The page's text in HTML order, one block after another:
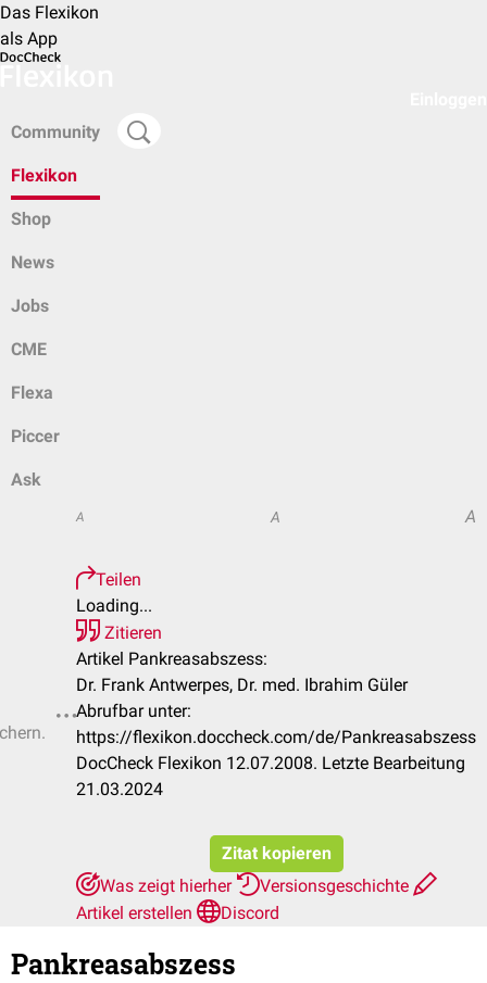
Das Flexikon
als App
Community
Flexikon
Shop
News
Jobs
CME
Flexa
Piccer
Ask
A A A
Teilen
Loading...
Zitieren
Artikel Pankreasabszess:
Dr. Frank Antwerpes, Dr. med. Ibrahim Güler
Abrufbar unter:
https://flexikon.doccheck.com/de/Pankreasabszess
DocCheck Flexikon 12.07.2008. Letzte Bearbeitung
21.03.2024
Zitat kopieren
Was zeigt hierher
Versionsgeschichte
Artikel erstellen
Discord
Pankreasabszess